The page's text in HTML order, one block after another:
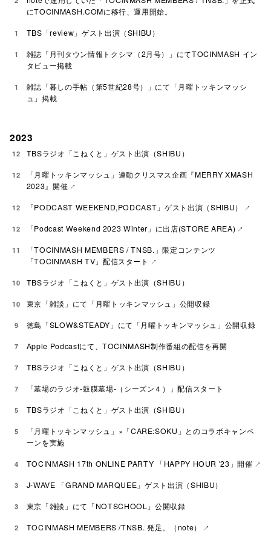
にTOCINMASH.COMに移行、運用開始。
1 TBS「review」ゲスト出演（SHIBU）
1
雑誌「月刊タウン情報トクシマ（2月号）」にてTOCINMASH イン
タビュー掲載
1
雑誌「暮しの手帖（第5世紀28号）」にて「月曜トッキンマッシ
ュ」掲載
2023
12 TBSラジオ「こねくと」ゲスト出演（SHIBU）
12
「月曜トッキンマッシュ」連動クリスマス企画『MERRY XMASH
2023』開催
12 「PODCAST WEEKEND,PODCAST」ゲスト出演（SHIBU）
12 「Podcast Weekend 2023 Winter」に出店(STORE AREA)
11
「TOCINMASH MEMBERS / TNSB.」限定コンテンツ
「TOCINMASH TV」配信スタート
10 TBSラジオ「こねくと」ゲスト出演（SHIBU）
10 東京「雑談」にて「月曜トッキンマッシュ」公開収録
9 徳島「SLOW&STEADY」にて「月曜トッキンマッシュ」公開収録
7 Apple Podcastにて、TOCINMASH制作番組の配信を再開
7 TBSラジオ「こねくと」ゲスト出演（SHIBU）
7 「墓場のラジオ-鼓膜墓場-（シーズン４）」配信スタート
5 TBSラジオ「こねくと」ゲスト出演（SHIBU）
5
「月曜トッキンマッシュ」×「CARE:SOKU」とのコラボキャンペ
ーンを実施
4 TOCINMASH 17th ONLINE PARTY 「HAPPY HOUR '23」開催
3 J-WAVE 「GRAND MARQUEE」ゲスト出演（SHIBU）
3 東京「雑談」にて「NOTSCHOOL」公開収録
2 TOCINMASH MEMBERS /TNSB. 発足。（note）